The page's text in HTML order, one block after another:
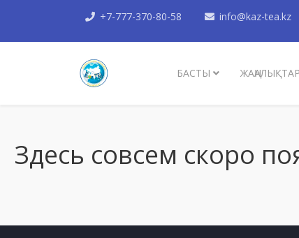
+7-777-370-80-58 info@kaz-tea.kz
БАСТЫ ЖАҢАЛЫҚТАР
Здесь совсем скоро